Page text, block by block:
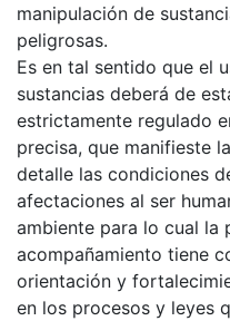
manipulación de
peligrosas.
Es en tal sentido que el
sustancias deberá de
estrictamente regulado
precisa, que manifieste
detalle las condiciones
afectaciones al ser
ambiente para lo cual la
acompañamiento tiene
orientación y
en los procesos y leyes